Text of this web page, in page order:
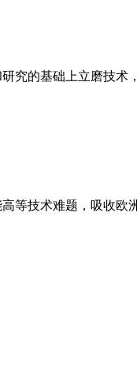
究的基础上立磨技
等技术难题，吸收